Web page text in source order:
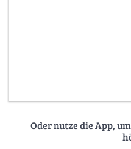
Oder nutze die App,